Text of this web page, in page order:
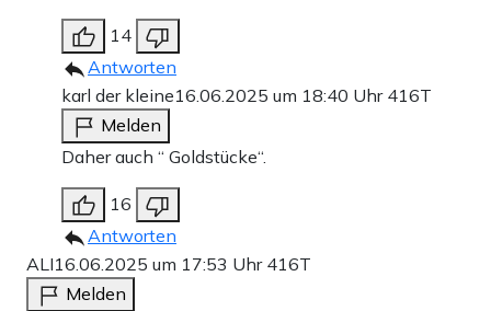
14
Antworten
karl der kleine16.06.2025 um 18:40 Uhr 416T
Melden
Daher auch “ Goldstücke“.
16
Antworten
ALI16.06.2025 um 17:53 Uhr 416T
Melden